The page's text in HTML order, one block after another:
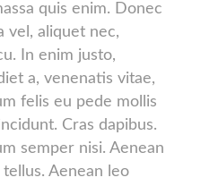
quis enim. Donec
vel, aliquet nec,
In enim justo,
a, venenatis vitae,
felis eu pede mollis
Cras dapibus.
semper nisi. Aenean
Aenean leo